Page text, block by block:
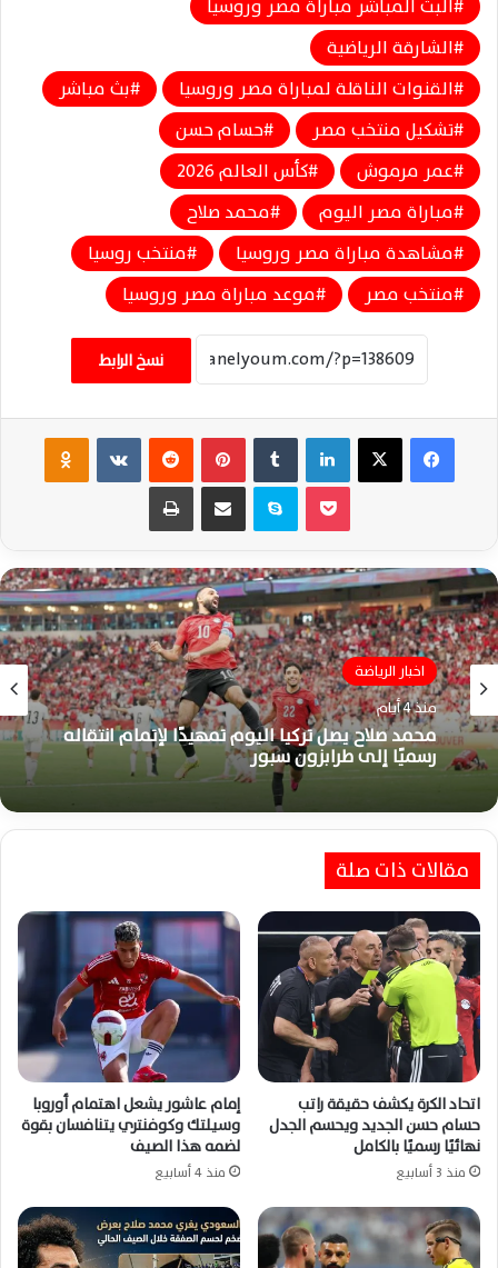
البث المباشر مباراة مصر وروسيا
الشارقة الرياضية
القنوات الناقلة لمباراة مصر وروسيا
بث مباشر
تشكيل منتخب مصر
حسام حسن
عمر مرموش
كأس العالم 2026
مباراة مصر اليوم
محمد صلاح
مشاهدة مباراة مصر وروسيا
منتخب روسيا
منتخب مصر
موعد مباراة مصر وروسيا
نسخ الرابط
فيسبوك ‫X لينكدإن بينتيريست ‏VKontakte
سكايب مشاركة عبر البريد طباعة
اخبار الرياضة
منذ 4 أيام
محمد صلاح يصل تركيا اليوم تمهيدًا لإتمام انتقاله
رسميًا إلى طرابزون سبور
اخبار الرياضة
منذ 7 أيام
كتيبة حسام حسن تبدأ مشوار تصفيات أمم أفريقيا
مقالات ذات صلة
اتحاد الكرة يكشف حقيقة راتب
حسام حسن الجديد ويحسم الجدل
نهائيًا رسميًا بالكامل
منذ 3 أسابيع
إمام عاشور يشعل اهتمام أوروبا
وسيلتك وكوفنتري يتنافسان بقوة
لضمه هذا الصيف
منذ 4 أسابيع